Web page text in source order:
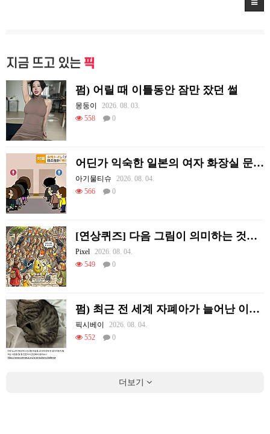
지금 뜨고 있는 픽
펌) 어릴 때 이틀동안 잠만 잤던 썰
몽둥이
2026. 08. 03.
558
0
어딘가 익숙한 일본의 여자 화장실 문제 해결법
아기물티슈
2026. 08. 04.
566
0
[연상퀴즈] 다음 그림이 의미하는 것을 적어주세요
Pixel
2026. 08. 04.
549
0
펌) 최근 전 세계 자폐아가 늘어난 이유가 뭔줄 알아?
픽시베이
2026. 08. 04.
552
0
더보기